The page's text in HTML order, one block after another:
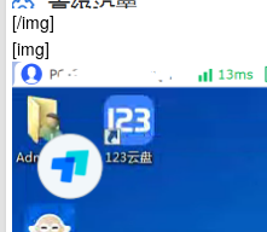
[/img]
[img]